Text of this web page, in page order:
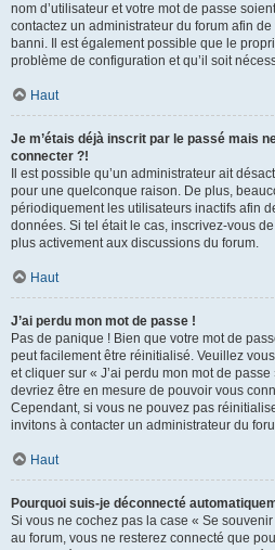
nom d’utilisateur et votre mot de passe
contactez un administrateur du forum afin
banni. Il est également possible que le
problème de configuration et qu’il soit
Haut
Je m’étais déjà inscrit par le passé mais
connecter ?!
Il est possible qu’un administrateur ait
pour une quelconque raison. De plus,
périodiquement les utilisateurs inactifs afin
données. Si tel était le cas, inscrivez-vous
plus activement aux discussions du forum.
Haut
J’ai perdu mon mot de passe !
Pas de panique ! Bien que votre mot de
peut facilement être réinitialisé. Veuillez
et cliquer sur « J’ai perdu mon mot de
devriez être en mesure de pouvoir vous
Cependant, si vous ne pouvez pas
invitons à contacter un administrateur du
Haut
Pourquoi suis-je déconnecté
Si vous ne cochez pas la case « Se
au forum, vous ne resterez connecté que